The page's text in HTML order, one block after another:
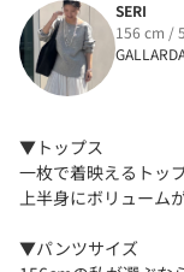
SERI
156 cm /
▼トップス
一枚で着映えるトッ
上半身にボリューム
▼パンツサイズ